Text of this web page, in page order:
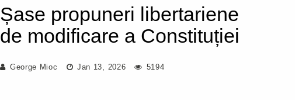
Șase propuneri libertariene
de modificare a Constituției
George Mioc Jan 13, 2026 5194